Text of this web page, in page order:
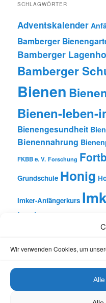
Wir verwenden Cookies, um
SCHLAGWÖRTER
Adventskalender
Bamberger
Bamberger
Bamberger
Bienen
Bienen-leben-
Bienengesundheit
Bienennahrung
FKBB e. V. Forschung
Grundschule Honig
Imker-Anfängerkurs
Insekten
Natur